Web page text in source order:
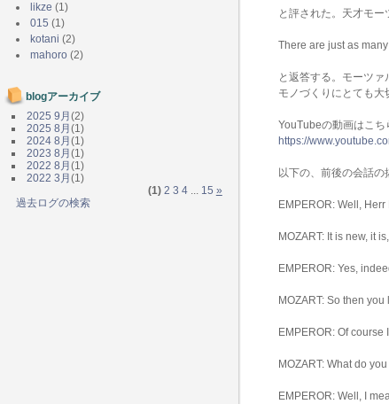
と評された。天才モ
There are just as
と返答する。モーツァ
モノづくりにとても大
YouTubeの動画はこち
https://
以下の、前後の会話の
EMPEROR: Well,
MOZART: It is new, it
EMPEROR: Yes,
MOZART: So then
EMPEROR: Of
MOZART: What do
EMPEROR: Well, I
likze (1)
015 (1)
kotani (2)
mahoro (2)
blogアーカイブ
2025 9月 (2)
2025 8月 (1)
2024 8月 (1)
2023 8月 (1)
2022 8月 (1)
2022 3月 (1)
(1) 2 3 4... 15 »
過去ログの検索